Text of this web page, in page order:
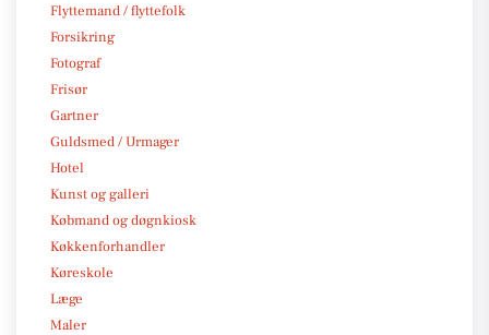
Flyttemand / flyttefolk
Forsikring
Fotograf
Frisør
Gartner
Guldsmed / Urmager
Hotel
Kunst og galleri
Købmand og døgnkiosk
Køkkenforhandler
Køreskole
Læge
Maler